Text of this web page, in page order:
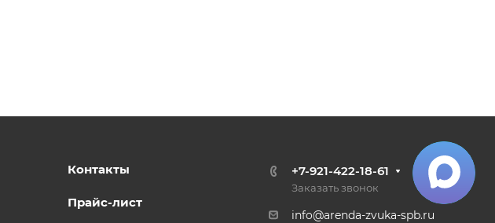
Контакты
Прайс-лист
+7-921-422-18-61
Заказать звонок
info@arenda-zvuka-spb.ru